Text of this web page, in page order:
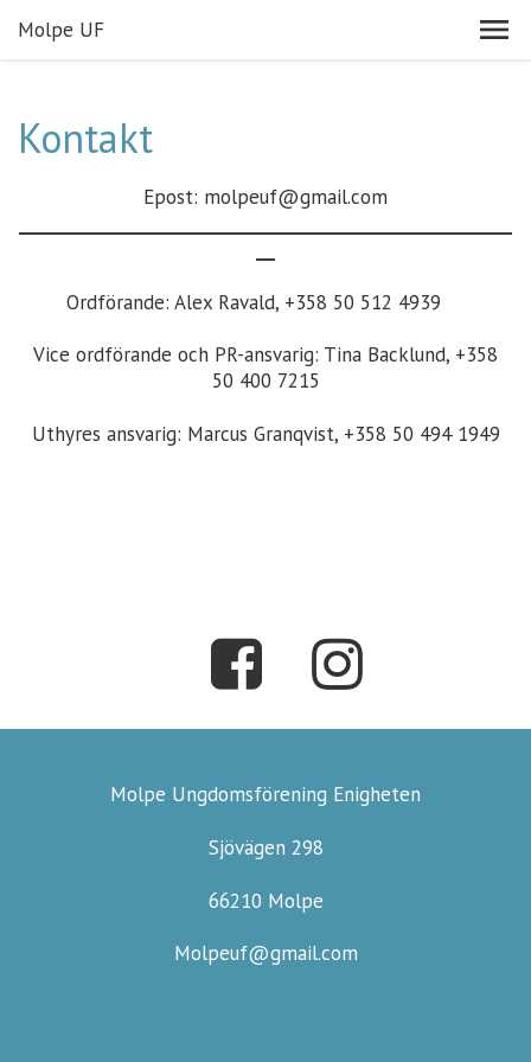
Molpe UF
Kontakt
Epost: molpeuf@gmail.com
Ordförande: Alex Ravald, +358 50 512 4939
Vice ordförande och PR-ansvarig: Tina Backlund, +358
50 400 7215
Uthyres ansvarig: Marcus Granqvist, +358 50 494 1949
Molpe Ungdomsförening Enigheten
Sjövägen 298
66210 Molpe
Molpeuf@gmail.com